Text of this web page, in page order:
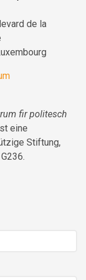
de la
fir politesch
eine
Stiftung,